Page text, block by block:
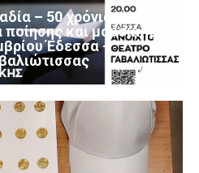
– 50 χρόνια
και μουσικής
Έδεσσα –